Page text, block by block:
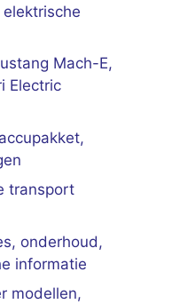
Mach-E,
Electric
transport
onderhoud,
informatie
modellen,